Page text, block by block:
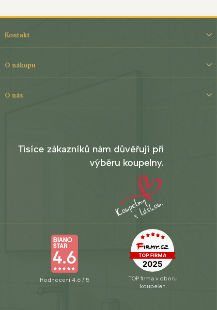
Z
í
Kontakt
O nákupu
O nás
Tisíce zákazníků nám důvěřují při
výběru koupelny.
Hodnocení 4.6 / 5
TOP firma v oboru
koupelen